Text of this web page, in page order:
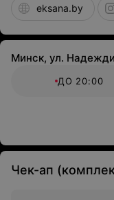
eksana.by
Минск, ул.
ДО 20:00
Чек-ап